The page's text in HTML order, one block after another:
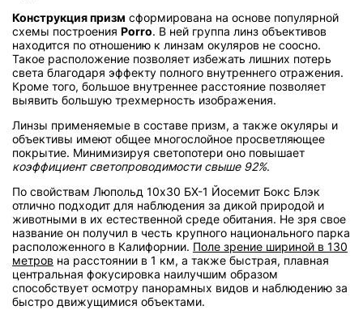
Конструкция призм сформирована на основе популярной
схемы построения Porro. В ней группа линз объективов
находится по отношению к линзам окуляров не соосно.
Такое расположение позволяет избежать лишних потерь
света благодаря эффекту полного внутреннего отражения.
Кроме того, большое внутреннее расстояние позволяет
выявить большую трехмерность изображения.
Линзы применяемые в составе призм, а также окуляры и
объективы имеют общее многослойное просветляющее
покрытие. Минимизируя светопотери оно повышает
коэффициент светопроводимости свыше 92%.
По свойствам Люпольд 10х30 БХ-1 Йосемит Бокс Блэк
отлично подходит для наблюдения за дикой природой и
животными в их естественной среде обитания. Не зря свое
название он получил в честь крупного национального парка
расположенного в Калифорнии. Поле зрение шириной в 130
метров на расстоянии в 1 км, а также быстрая, плавная
центральная фокусировка наилучшим образом
способствует осмотру панорамных видов и наблюдению за
быстро движущимися объектами.